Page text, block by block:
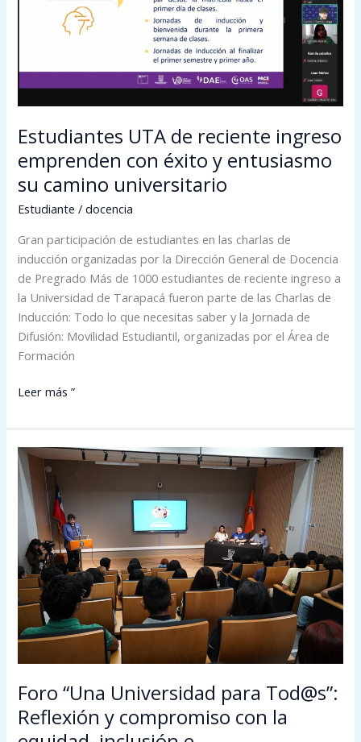
Estudiantes UTA de reciente ingreso
emprenden con éxito y entusiasmo
su camino universitario
Estudiante /docencia
Gran participación de estudiantes en las charlas de
inducción organizadas por la Dirección General de Docencia
de Pregrado Más de 1000 estudiantes de reciente ingreso a
la Universidad de Tarapacá fueron parte de las Charlas de
Inducción: Todo lo que necesitas saber y la Jornada de
Difusión: Movilidad Estudiantil, organizadas por el Área de
Formación
emprenden
éxito
y
entusiasmo
su
camino
universitario
Leer más ”
Foro “Una Universidad para Tod@s”:
Reflexión y compromiso con la
Foro
“Una
Universidad
para
Tod@s”:
Reflexión
y
compromiso
con
la
inclusión
e
interculturalidad